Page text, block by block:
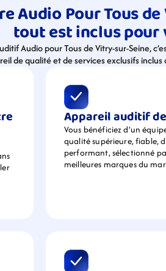
Audio Pour Tous
tout est inclus
Audio pour Tous de Vitry-sur-Seine,
de qualité et de services exclusifs inclus
Appareil auditif
Vous bénéficiez d’un
qualité supérieure, fiable,
performant, sélectionné
meilleures marques du